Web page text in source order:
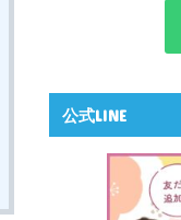
公式LINE